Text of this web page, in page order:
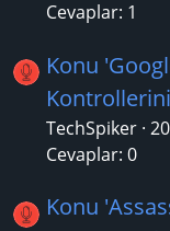
Cevaplar: 1
Konu
TechSpiker
Cevaplar: 0
Konu